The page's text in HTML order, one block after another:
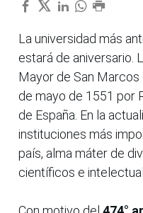
La universidad más
estará de aniversario.
Mayor de San
de mayo de 1551 por
de España. En la
instituciones más
país, alma máter de
científicos e